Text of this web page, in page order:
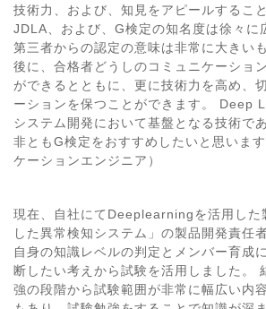
技術力、および、知見をアピールするこ
JDLA、および、G検定の知名度は徐々に
第三者からの認定の意味は非常に大きい
後に、合格者どうしのコミュニケーショ
ができるとともに、更に技術力を高め、
ーションを保つことができます。 Deep
システム開発において基盤となる技術で
非ともG検定をおすすめしたいと思いま
ケーションエンジニア）
現在、自社にてDeeplearningを活用した
した異常検知システム」の製品開発責任
自身の知識レベルの判定とメンバー育成
断したい考えから試験を活用しました。
強の段階から試験範囲が非常に幅広い内